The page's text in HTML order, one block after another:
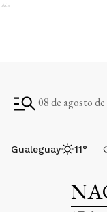
Ads
08 de agosto
Gualeguay 11°